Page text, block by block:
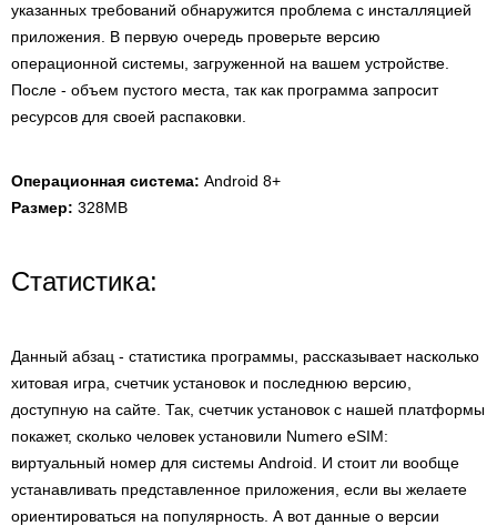
указанных требований обнаружится проблема с инсталляцией
приложения. В первую очередь проверьте версию
операционной системы, загруженной на вашем устройстве.
После - объем пустого места, так как программа запросит
ресурсов для своей распаковки.
Операционная система: Android 8+
Размер: 328MB
Статистика:
Данный абзац - статистика программы, рассказывает насколько
хитовая игра, счетчик установок и последнюю версию,
доступную на сайте. Так, счетчик установок с нашей платформы
покажет, сколько человек установили Numero eSIM:
виртуальный номер для системы Android. И стоит ли вообще
устанавливать представленное приложения, если вы желаете
ориентироваться на популярность. А вот данные о версии